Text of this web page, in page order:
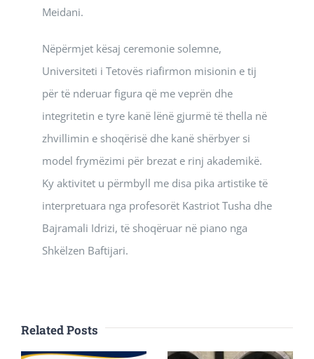
Meidani.
Nëpërmjet kësaj ceremonie solemne,
Universiteti i Tetovës riafirmon misionin e tij
për të nderuar figura që me veprën dhe
integritetin e tyre kanë lënë gjurmë të thella në
zhvillimin e shoqërisë dhe kanë shërbyer si
model frymëzimi për brezat e rinj akademikë.
Ky aktivitet u përmbyll me disa pika artistike të
interpretuara nga profesorët Kastriot Tusha dhe
Bajramali Idrizi, të shoqëruar në piano nga
Shkëlzen Baftijari.
Related Posts